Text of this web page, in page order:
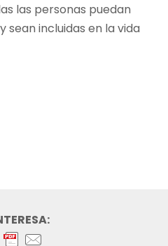
las personas puedan
sean incluidas en la vida